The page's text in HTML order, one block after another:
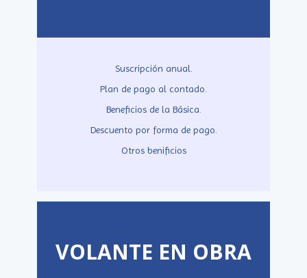
Suscripción anual.
Plan de pago al contado.
Beneficios de la Básica.
Descuento por forma de pago.
Otros benificios
VOLANTE EN OBRA